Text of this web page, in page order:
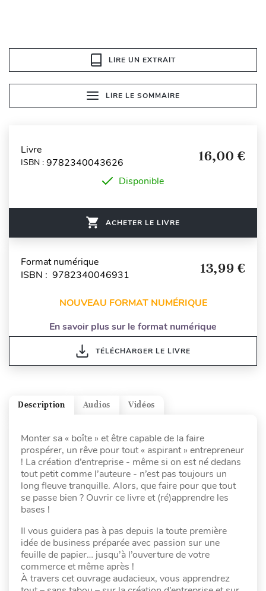
LIRE UN EXTRAIT
LIRE LE SOMMAIRE
Livre
ISBN : 9782340043626 16,00 €
Disponible
ACHETER LE LIVRE
Format numérique
ISBN : 9782340046931
13,99 €
NOUVEAU FORMAT NUMÉRIQUE
En savoir plus sur le format numérique
TÉLÉCHARGER LE LIVRE
Vidéos
Audios
Description
Monter sa « boîte » et être capable de la faire
prospérer, un rêve pour tout « aspirant » entrepreneur
! La création d’entreprise - même si on est né dedans
tout petit comme l’auteure - n’est pas toujours un
long fleuve tranquille. Alors, que faire pour que tout
se passe bien ? Ouvrir ce livre et (ré)apprendre les
bases !
Il vous guidera pas à pas depuis la toute première
idée de business préparée avec passion sur une
feuille de papier… jusqu’à l’ouverture de votre
commerce et même après !
À travers cet ouvrage audacieux, vous apprendrez